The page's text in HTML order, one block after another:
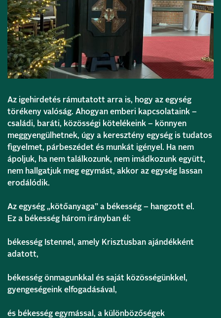
Az igehirdetés rámutatott arra is, hogy az egység
törékeny valóság. Ahogyan emberi kapcsolataink –
családi, baráti, közösségi kötelékeink – könnyen
meggyengülhetnek, úgy a keresztény egység is tudatos
figyelmet, párbeszédet és munkát igényel. Ha nem
ápoljuk, ha nem találkozunk, nem imádkozunk együtt,
nem hallgatjuk meg egymást, akkor az egység lassan
erodálódik.
Az egység „kötőanyaga” a békesség – hangzott el.
Ez a békesség három irányban él:
békesség Istennel, amely Krisztusban ajándékként
adatott,
békesség önmagunkkal és saját közösségünkkel,
gyengeségeink elfogadásával,
és békesség egymással, a különbözőségek